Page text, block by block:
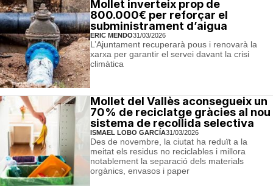
Mollet inverteix prop de
800.000€ per reforçar el
subministrament d’aigua
ERIC MENDO31/03/2026
L’Ajuntament recuperarà pous i renovarà la
xarxa per garantir el servei davant la crisi
climàtica
Mollet del Vallès aconsegueix un
70% de reciclatge gràcies al nou
sistema de recollida selectiva
ISMAEL LOBO GARCÍA31/03/2026
Des de novembre, la ciutat ha reduït a la
meitat els residus no reciclables i millora
notablement la separació dels materials
orgànics, envasos i paper